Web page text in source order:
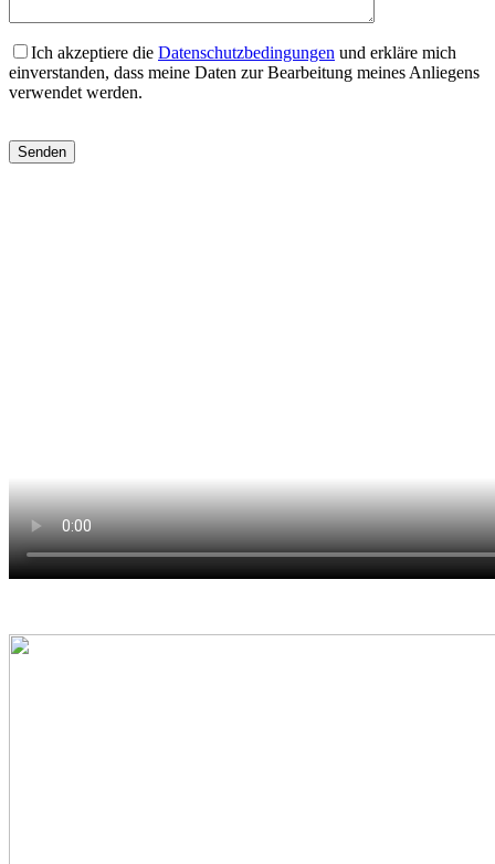
Ich akzeptiere die Datenschutzbedingungen und erkläre mich
einverstanden, dass meine Daten zur Bearbeitung meines Anliegens
verwendet werden.
lasse